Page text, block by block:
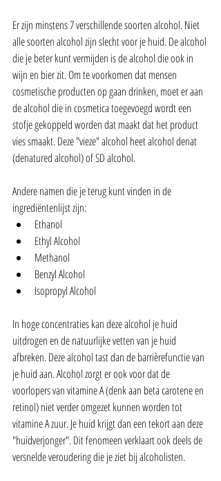
Er zijn minstens 7 verschillende soorten alcohol. Niet
alle soorten alcohol zijn slecht voor je huid. De alcohol
die je beter kunt vermijden is de alcohol die ook in
wijn en bier zit. Om te voorkomen dat mensen
cosmetische producten op gaan drinken, moet er aan
de alcohol die in cosmetica toegevoegd wordt een
stofje gekoppeld worden dat maakt dat het product
vies smaakt. Deze "vieze" alcohol heet alcohol denat
(denatured alcohol) of SD alcohol.
Andere namen die je terug kunt vinden in de
ingrediëntenlijst zijn:
Ethanol
Ethyl Alcohol
Methanol
Benzyl Alcohol
Isopropyl Alcohol
In hoge concentraties kan deze alcohol je huid
uitdrogen en de natuurlijke vetten van je huid
afbreken. Deze alcohol tast dan de barrièrefunctie van
je huid aan. Alcohol zorgt er ook voor dat de
voorlopers van vitamine A (denk aan beta carotene en
retinol) niet verder omgezet kunnen worden tot
vitamine A zuur. Je huid krijgt dan een tekort aan deze
"huidverjonger". Dit fenomeen verklaart ook deels de
versnelde veroudering die je ziet bij alcoholisten.